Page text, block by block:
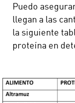
Puedo
llegan a las
la siguiente
proteína en